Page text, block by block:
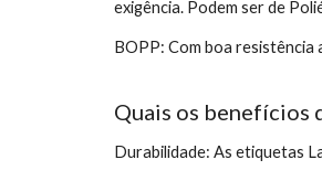
exigência. Podem ser de
BOPP: Com boa resistência
Quais os benefícios
Durabilidade: As etiquetas